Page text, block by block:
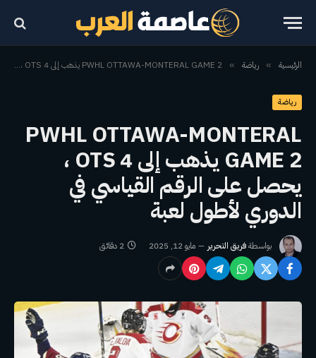
الرئيسية » رياضة » PWHL OTTAWA-MONTERAL GAME 2 يذهب إلى 4 OTS ، يحصل على الرقم القياسي في الدوري لأطول لعبة
رياضة
PWHL OTTAWA-MONTERAL
GAME 2 يذهب إلى 4 OTS ،
يحصل على الرقم القياسي في
الدوري لأطول لعبة
بواسطةفريق التحرير مايو 12, 2025 2 دقائق